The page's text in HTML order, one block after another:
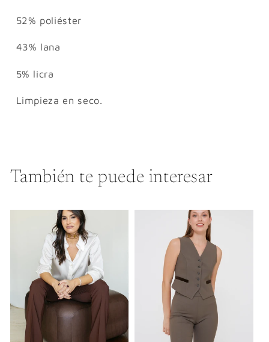
52% poliéster
43% lana
5% licra
Limpieza en seco.
También te puede interesar